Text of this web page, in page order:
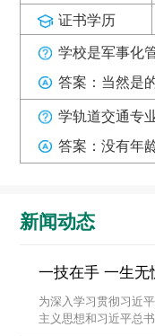
证书学历
学校是军事化
答案：当然是
学轨道交通专
答案：没有年
新闻动态
为深入学习贯彻习近
主义思想和习近平总